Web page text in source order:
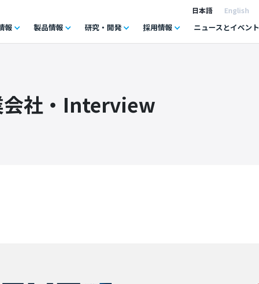
日本語 English
報 製品情報 研究・開発 採用情報 ニュースとイベント
会社・Interview